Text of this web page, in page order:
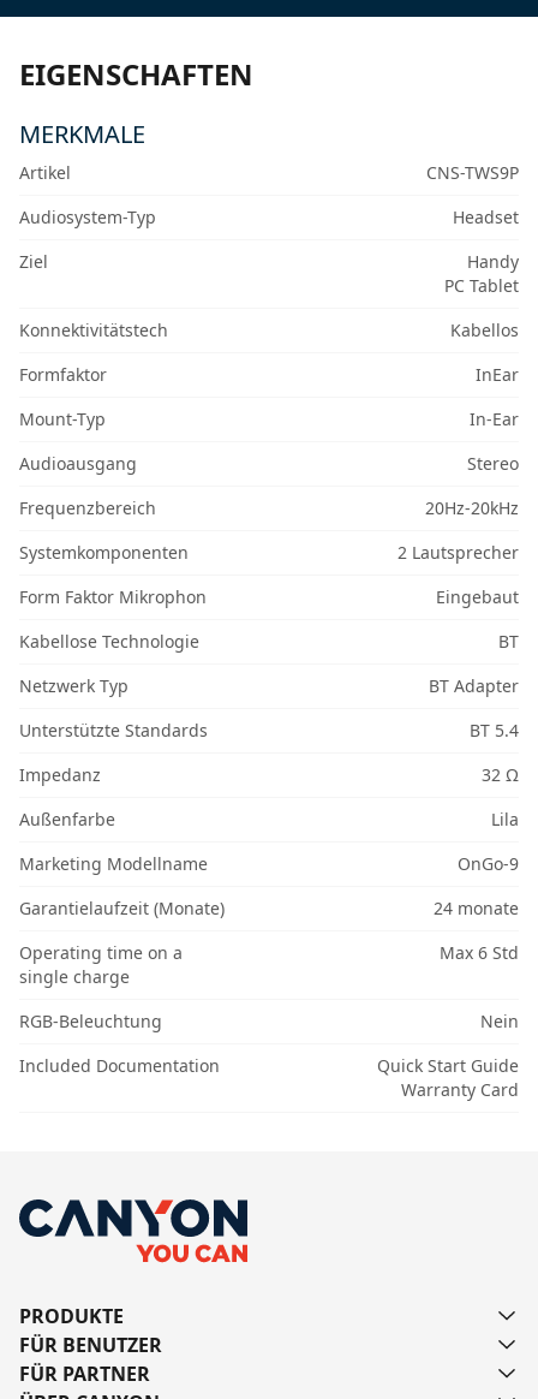
EIGENSCHAFTEN
MERKMALE
Artikel
CNS-TWS9P
Audiosystem-Typ
Headset
Ziel
Handy
PC Tablet
Konnektivitätstech
Kabellos
Formfaktor
InEar
Mount-Typ
In-Ear
Audioausgang
Stereo
Frequenzbereich
20Hz-20kHz
Systemkomponenten
2 Lautsprecher
Form Faktor Mikrophon
Eingebaut
Kabellose Technologie
BT
Netzwerk Typ
BT Adapter
Unterstützte Standards
BT 5.4
Impedanz
32 Ω
Außenfarbe
Lila
Marketing Modellname
OnGo-9
Garantielaufzeit (Monate)
24 monate
Operating time on a
single charge
Max 6 Std
RGB-Beleuchtung
Nein
Included Documentation
Quick Start Guide
Warranty Card
PRODUKTE
FÜR BENUTZER
FÜR PARTNER